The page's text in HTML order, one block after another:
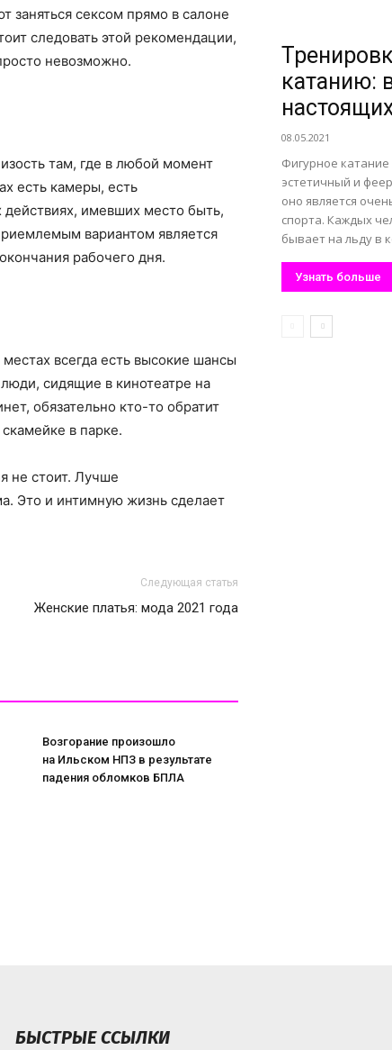
заняться сексом прямо в салоне
следовать этой рекомендации,
невозможно.
там, где в любой момент
есть камеры, есть
действиях, имевших место быть,
вариантом является
рабочего дня.
всегда есть высокие шансы
сидящие в кинотеатре на
обязательно кто-то обратит
в парке.
не стоит. Лучше
Это и интимную жизнь сделает
Следующая статья
Женские платья: мода 2021 года
Возгорание произошло
на Ильском НПЗ в результате
падения обломков БПЛА
катанию:
08.05.2021
Фигурное
эстетичный и
оно является
спорта. Каждых
бывает на льду в
Узнать больше
БЫСТРЫЕ ССЫЛКИ